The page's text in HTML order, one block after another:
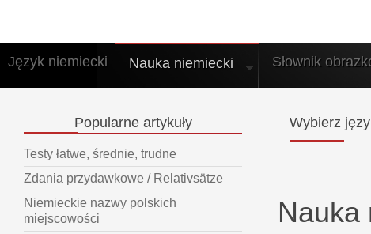
Język niemiecki Nauka niemiecki Słownik
Wybierz
Nauka
Popularneartykuły
Testy łatwe, średnie, trudne
Zdania przydawkowe / Relativsätze
Niemieckie nazwy polskich
miejscowości